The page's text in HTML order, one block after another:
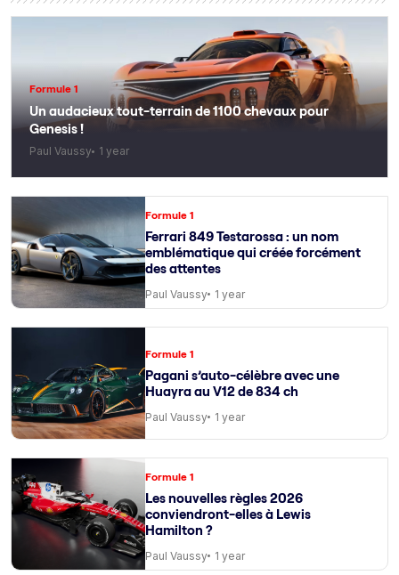
Formule 1
Un audacieux tout-terrain de 1100 chevaux pour
Genesis !
Paul Vaussy 1 year
Formule 1
Ferrari 849 Testarossa : un nom
emblématique qui créée forcément
des attentes
Paul Vaussy 1 year
Formule 1
Pagani s’auto-célèbre avec une
Huayra au V12 de 834 ch
Paul Vaussy 1 year
Formule 1
Les nouvelles règles 2026
conviendront-elles à Lewis
Hamilton ?
Paul Vaussy 1 year